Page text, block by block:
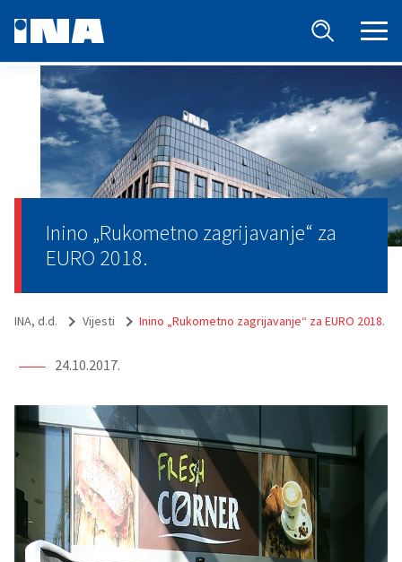
Inino „Rukometno zagrijavanje“ za
EURO 2018.
INA, d.d. Vijesti Inino „Rukometno zagrijavanje“ za EURO 2018.
24.10.2017.